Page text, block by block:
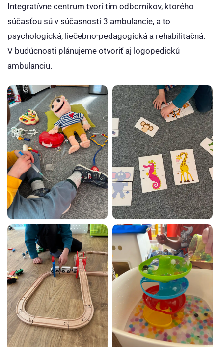
Integratívne centrum tvorí tím odborníkov, ktorého
súčasťou sú v súčasnosti 3 ambulancie, a to
psychologická, liečebno-pedagogická a rehabilitačná.
V budúcnosti plánujeme otvoriť aj logopedickú
ambulanciu.